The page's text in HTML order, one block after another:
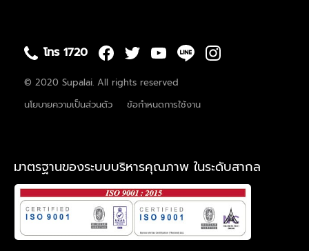
โทร 1720
© 2020 Supalai. All rights reserved
นโยบายความเป็นส่วนตัว
ข้อกำหนดการใช้งาน
มาตรฐานของระบบบริหารคุณภาพ ในระดับสากล